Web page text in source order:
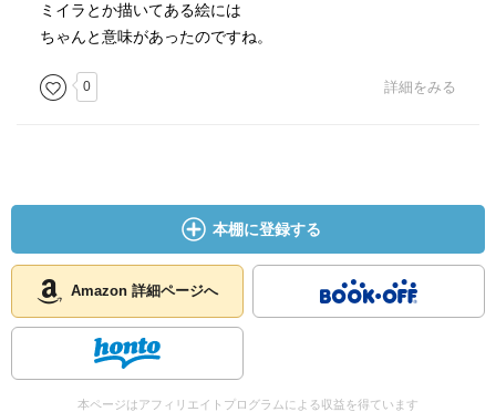
ミイラとか描いてある絵には
ちゃんと意味があったのですね。
0 詳細をみる
本棚に登録する
Amazon 詳細ページへ
本ページはアフィリエイトプログラムによる収益を得ています